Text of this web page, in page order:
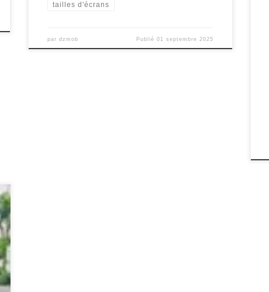
tailles d'écrans
pardzmob Publié 01 septembre 2025